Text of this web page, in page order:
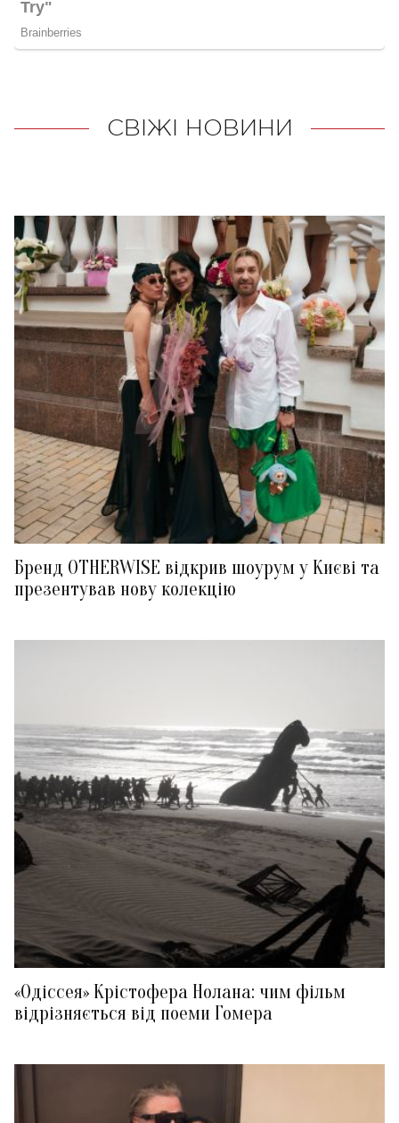
СВІЖІ НОВИНИ
Бренд OTHERWISE відкрив шоурум у Києві та
презентував нову колекцію
«Одіссея» Крістофера Нолана: чим фільм
відрізняється від поеми Гомера